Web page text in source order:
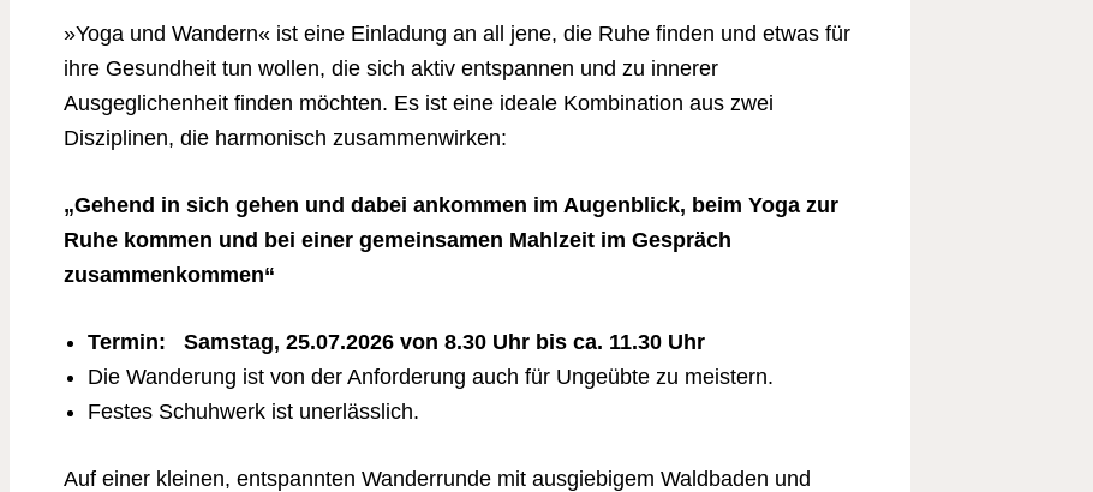
»Yoga und Wandern« ist eine Einladung an all jene, die Ruhe finden und etwas für
ihre Gesundheit tun wollen, die sich aktiv entspannen und zu innerer
Ausgeglichenheit finden möchten. Es ist eine ideale Kombination aus zwei
Disziplinen, die harmonisch zusammenwirken:
„Gehend in sich gehen und dabei ankommen im Augenblick, beim Yoga zur
Ruhe kommen und bei einer gemeinsamen Mahlzeit im Gespräch
zusammenkommen“
Termin: Samstag, 25.07.2026 von 8.30 Uhr bis ca. 11.30 Uhr
Die Wanderung ist von der Anforderung auch für Ungeübte zu meistern.
Festes Schuhwerk ist unerlässlich.
Auf einer kleinen, entspannten Wanderrunde mit ausgiebigem Waldbaden und